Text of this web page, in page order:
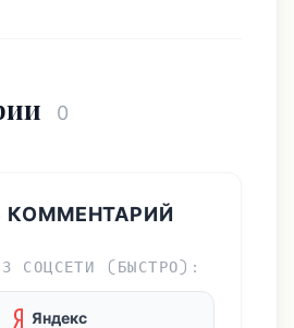
0
КОММЕНТАРИЙ
СОЦСЕТИ (БЫСТРО):
Яндекс